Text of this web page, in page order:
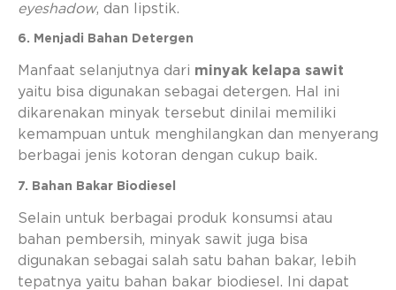
eyeshadow, dan lipstik.
6. Menjadi Bahan Detergen
Manfaat selanjutnya dari minyak kelapa sawit
yaitu bisa digunakan sebagai detergen. Hal ini
dikarenakan minyak tersebut dinilai memiliki
kemampuan untuk menghilangkan dan menyerang
berbagai jenis kotoran dengan cukup baik.
7. Bahan Bakar Biodiesel
Selain untuk berbagai produk konsumsi atau
bahan pembersih, minyak sawit juga bisa
digunakan sebagai salah satu bahan bakar, lebih
tepatnya yaitu bahan bakar biodiesel. Ini dapat